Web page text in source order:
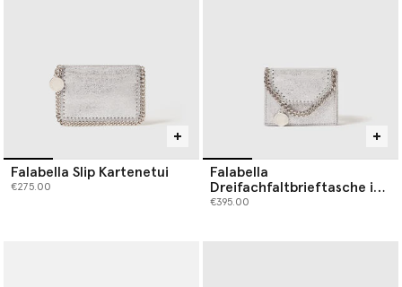
Falabella Slip Kartenetui
€275.00
Falabella
Dreifachfaltbrieftasche in
Metallic-Optik
€395.00